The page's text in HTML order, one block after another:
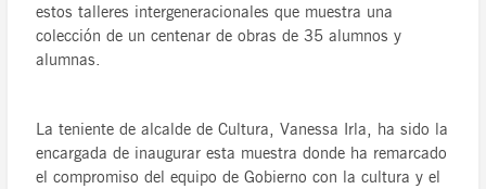
estos talleres intergeneracionales que muestra una
colección de un centenar de obras de 35 alumnos y
alumnas.
La teniente de alcalde de Cultura, Vanessa Irla, ha sido la
encargada de inaugurar esta muestra donde ha remarcado
el compromiso del equipo de Gobierno con la cultura y el